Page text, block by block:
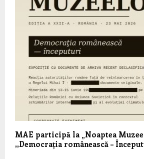
MAE participă la „Noaptea
,,Democrația românească –